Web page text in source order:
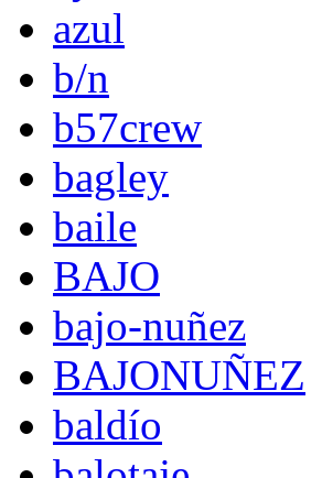
azul
b/n
b57crew
bagley
baile
BAJO
bajo-nuñez
BAJONUÑEZ
baldío